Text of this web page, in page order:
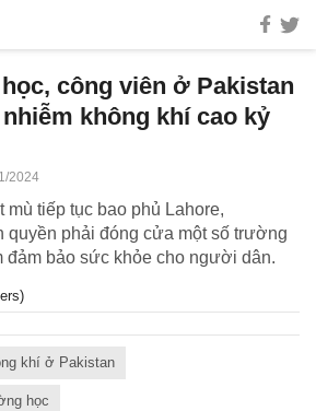
công viên ở Pakistan
không khí cao kỷ
2024
mù tiếp tục bao phủ Lahore,
quyền phải đóng cửa một số trường
đảm bảo sức khỏe cho người dân.
khí ở Pakistan
học